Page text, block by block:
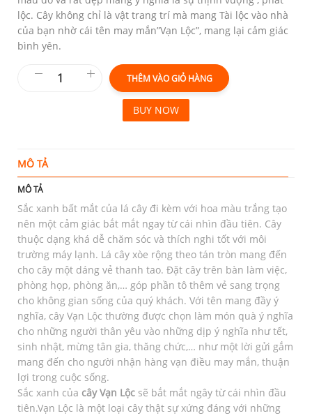
lộc. Cây không chỉ là vật trang trí mà mang Tài lộc vào nhà
của bạn nhờ cái tên may mắn”Vạn Lộc”, mang lại cảm giác
bình yên.
THÊM VÀO GIỎ HÀNG
BUY NOW
MÔ TẢ
MÔ TẢ
Sắc xanh bất mắt của lá cây đi kèm với hoa màu trắng tạo
nên một cảm giác bắt mắt ngay từ cái nhìn đầu tiên. Cây
thuộc dạng khá dễ chăm sóc và thích nghi tốt với môi
trường máy lạnh. Lá cây xòe rộng theo tán tròn mang đến
cho cây một dáng vẻ thanh tao. Đặt cây trên bàn làm việc,
phòng họp, phòng ăn,… góp phần tô thêm vẻ sang trọng
cho không gian sống của quý khách. Với tên mang đầy ý
nghĩa, cây Vạn Lộc thường được chọn làm món quà ý nghĩa
cho những người thân yêu vào những dịp ý nghĩa như tết,
sinh nhật, mừng tân gia, thăng chức,… như một lời gửi gắm
mang đến cho người nhận hàng vạn điều may mắn, thuận
lợi trong cuộc sống.
Sắc xanh của cây Vạn Lộc sẽ bắt mắt ngây từ cái nhìn đầu
tiên.Vạn Lộc là một loại cây thật sự xứng đáng với những